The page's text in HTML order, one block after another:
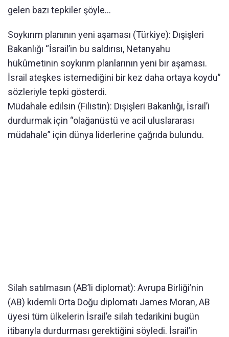
gelen bazı tepkiler şöyle...
Soykırım planının yeni aşaması (Türkiye): Dışişleri
Bakanlığı “İsrail’in bu saldırısı, Netanyahu
hükûmetinin soykırım planlarının yeni bir aşaması.
İsrail ateşkes istemediğini bir kez daha ortaya koydu”
sözleriyle tepki gösterdi.
Müdahale edilsin (Filistin): Dışişleri Bakanlığı, İsrail’i
durdurmak için “olağanüstü ve acil uluslararası
müdahale” için dünya liderlerine çağrıda bulundu.
Silah satılmasın (AB’li diplomat): Avrupa Birliği’nin
(AB) kıdemli Orta Doğu diplomatı James Moran, AB
üyesi tüm ülkelerin İsrail’e silah tedarikini bugün
itibarıyla durdurması gerektiğini söyledi. İsrail’in